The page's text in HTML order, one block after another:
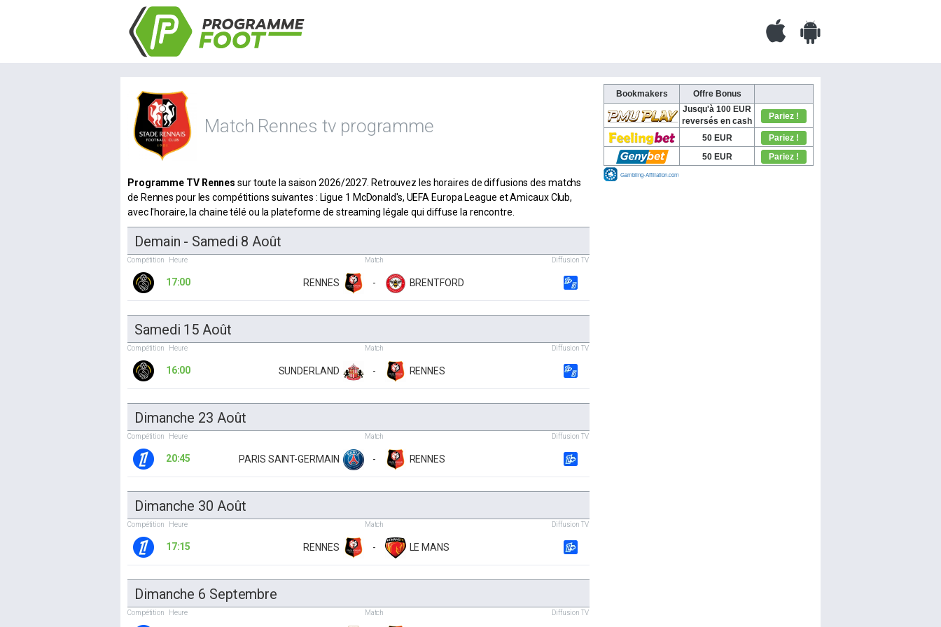
Match Rennes tv programme
Programme TV Rennes sur toute la saison 2026/2027. Retrouvez les horaires de diffusions des matchs
de Rennes pour les compétitions suivantes : Ligue 1 McDonald's, UEFA Europa League et Amicaux Club,
avec l'horaire, la chaine télé ou la plateforme de streaming légale qui diffuse la rencontre.
Demain - Samedi 8 Août
Compétition Heure Match Diffusion TV
17:00 RENNES - BRENTFORD
Samedi 15 Août
Compétition Heure Match Diffusion TV
16:00 SUNDERLAND - RENNES
Dimanche 23 Août
Compétition Heure Match Diffusion TV
20:45 PARIS SAINT-GERMAIN - RENNES
Dimanche 30 Août
Compétition Heure Match Diffusion TV
17:15 RENNES - LE MANS
Dimanche 6 Septembre
Compétition Heure Match Diffusion TV